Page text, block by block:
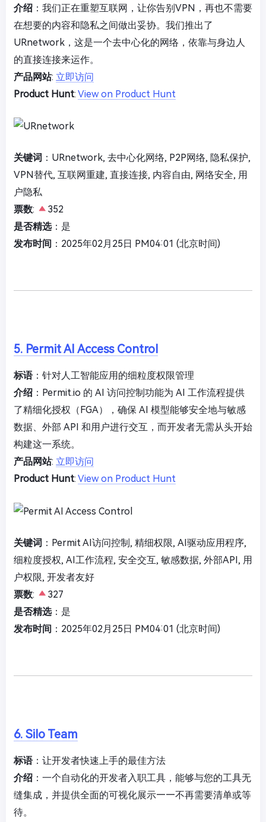
介绍 ：我们正在重塑互联网，让你告别VPN，再也不需要
在想要的内容和隐私之间做出妥协。我们推出了
URnetwork，这是一个去中心化的网络，依靠与身边人
的直接连接来运作。
产品网站: 立即访问
Product Hunt: View on Product Hunt
关键词 ：URnetwork, 去中心化网络, P2P网络, 隐私保护,
VPN替代, 互联网重建, 直接连接, 内容自由, 网络安全, 用
户隐私
票数:
352
是否精选：是
发布时间 ：2025年02月25日 PM04:01 (北京时间)
5. Permit AI Access Control
标语：针对人工智能应用的细粒度权限管理
介绍 ：Permit.io 的 AI 访问控制功能为 AI 工作流程提供
了精细化授权（FGA），确保 AI 模型能够安全地与敏感
数据、外部 API 和用户进行交互，而开发者无需从头开始
构建这一系统。
产品网站: 立即访问
Product Hunt: View on Product Hunt
关键词 ：Permit AI访问控制, 精细权限, AI驱动应用程序,
细粒度授权, AI工作流程, 安全交互, 敏感数据, 外部API, 用
户权限, 开发者友好
票数:
327
是否精选：是
发布时间 ：2025年02月25日 PM04:01 (北京时间)
6. Silo Team
标语：让开发者快速上手的最佳方法
介绍 ：一个自动化的开发者入职工具，能够与您的工具无
缝集成，并提供全面的可视化展示——不再需要清单或等
待。